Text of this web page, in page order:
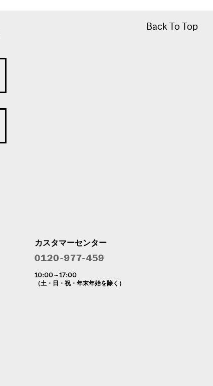
Back To Top
Back To Top
カスタマーセンター
10:00～17:00
（土・日・祝・年末年始を除く）